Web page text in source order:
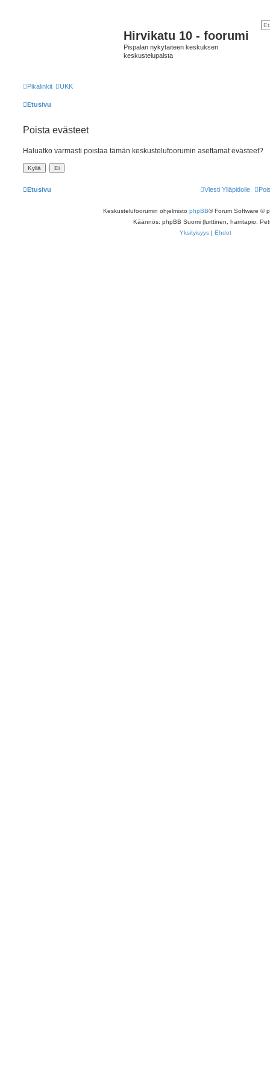
Hirvikatu 10 - foorumi
Pispalan nykytaiteen keskuksen
keskustelupalsta
Pikalinkit UKK
Etusivu
Poista evästeet
Haluatko varmasti poistaa tämän keskustelufoorumin asettamat evästeet?
Etusivu Viesti Ylläpidolle
Keskustelufoorumin ohjelmisto phpBB® Forum Software ©
Käännös: phpBB Suomi (lurttinen, harritapio,
Yksityisyys| Ehdot